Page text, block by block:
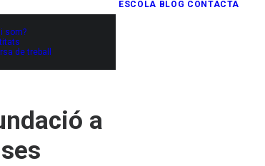
som?
de treball
ESCOLA BLOG CONTACTA
a